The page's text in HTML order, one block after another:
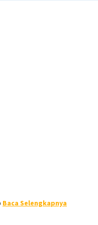
Baca Selengkapnya